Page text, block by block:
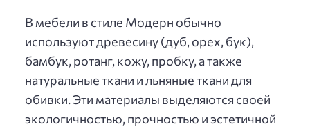
В мебели в стиле Модерн обычно
используют древесину (дуб, орех, бук),
бамбук, ротанг, кожу, пробку, а также
натуральные ткани и льняные ткани для
обивки. Эти материалы выделяются своей
экологичностью, прочностью и эстетичной